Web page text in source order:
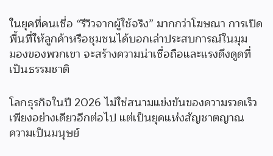
ในยุคที่คนเชื่อ “รีวิวจากผู้ใช้จริง” มากกว่าโฆษณา การเปิด
พื้นที่ให้ลูกค้าหรือชุมชนได้บอกเล่าประสบการณ์ในมุม
มองของพวกเขา จะสร้างความน่าเชื่อถือและแรงดึงดูดที่
เป็นธรรมชาติ
โลกธุรกิจในปี 2026 ไม่ใช่สนามแข่งขันของความรวดเร็ว
เพียงอย่างเดียวอีกต่อไป แต่เป็นยุคแห่งสัญชาตญาณ
ความเป็นมนุษย์